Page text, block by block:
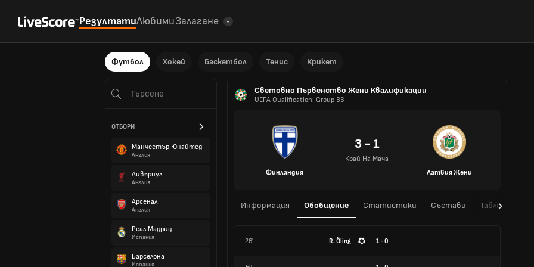
РезултатиЛюбимиЗалагане
Футбол Хокей Баскетбол Тенис Крикет
ОТБОРИ
Манчестър Юнайтед
Англия
Ливърпул
Англия
Арсенал
Англия
Реал Мадрид
Испания
Барселона
Испания
Световно Първенство Жени Квалификации
UEFA Qualification: Group B3
Финландия
3 - 1
Край На Мача
Латвия Жени
Информация Обобщение Статистики Състави Таблица
26' R. Öling 1 - 0